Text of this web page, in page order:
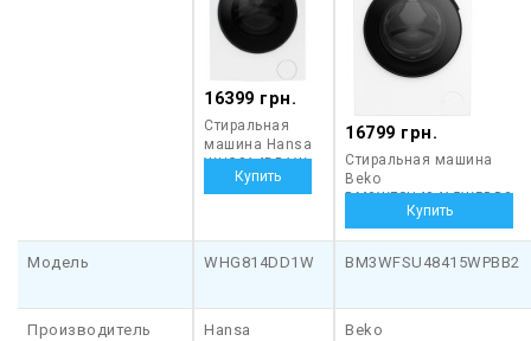
16399 грн.
Стиральная
машина Hansa
WHG814DD1W
16799 грн.
Стиральная машина
Beko
BM3WFSU48415WPBB2
Модель WHG814DD1W BM3WFSU48415WPBB2
Производитель Hansa Beko